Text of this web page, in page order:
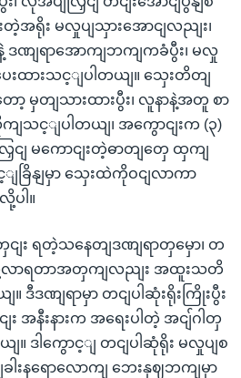
အရိုး မလှုပျသှားအောငျလညျး၊
းနဲ့ ဒဏျရာအောကျဘကျကခံပွီး၊ မလှု
ပေးထားသင့ျပါတယျ။ သှေးတိတျ
ာ့ မှတျသားထားပွီး၊ လူနာနဲ့အတူ စာ
ျသင့ျပါတယျ၊ အကွောငျးက (၃)
ြှငျ မကောငျးတဲ့ဓာတျတှေ ထှကျ
င့ျခြိနျမှာ သှေးထဲကိုဝငျလာကာ
ပါ။
ျး ရတဲ့သနေတျဒဏျရာတှမှော၊ တ
လာရတာအတှကျလညျး အထူးသတိ
ဒီဒဏျရာမှာ တငျပါဆုံးရိုးကြိုးပွီး
း အနီးနားက အရေးပါတဲ့ အငျ်ဂါတှ
။ ဒါကွောင့ျ တငျပါဆုံရိုး မလှုပျစ
ခါးနရောလောကျ ဘေးနှဈဘကျမှာ